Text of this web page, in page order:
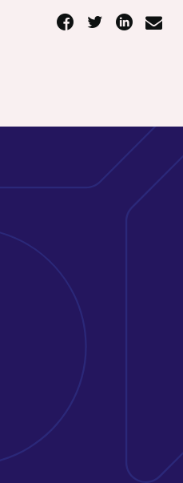
Erbjudande
Kunder & case
Om oss
Nyheter